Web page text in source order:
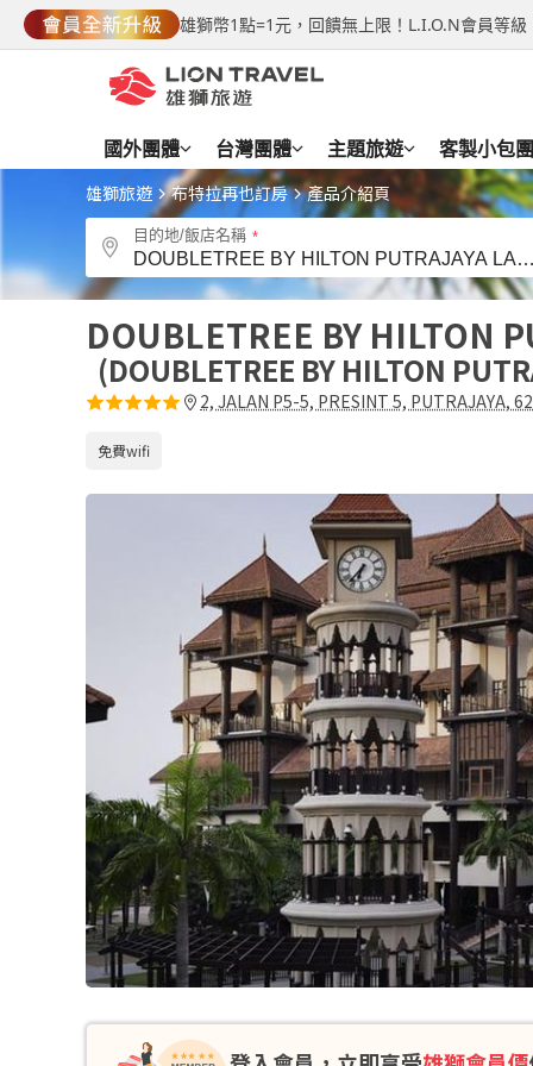
雄獅幣1點=1元，回饋無上限！L.I.O.N會員等
國外團體 台灣團體 主題旅遊 客製小包團
雄獅旅遊 布特拉再也訂房 產品介紹頁
目的地/飯店名稱
DOUBLETREE BY HILTON
DOUBLETREE BY HILTON
2, JALAN P5-5, PRESINT 5, PUTRAJAYA,
免費wifi